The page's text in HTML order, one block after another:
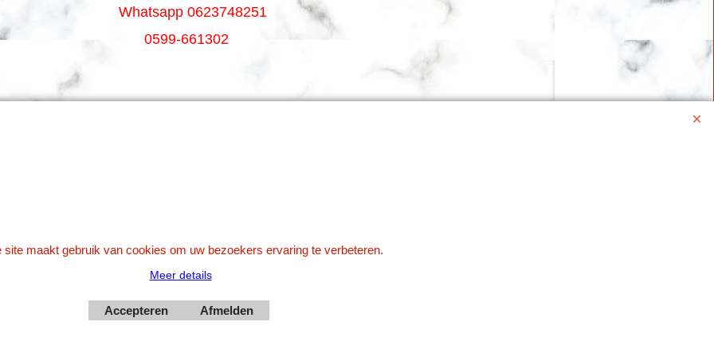
Whatsapp 0623748251
0599-661302
Webwinkel gemaakt met
ShopFactory webwinkel
software.
site maakt gebruik van cookies om uw bezoekers ervaring te verbeteren.
Meer details
Accepteren Afmelden